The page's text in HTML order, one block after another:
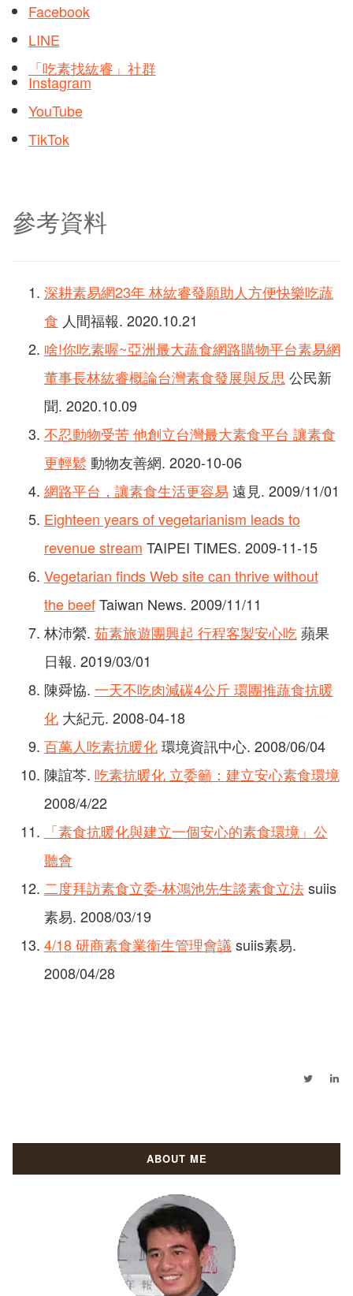
Facebook
LINE
「吃素找紘睿」社群
Instagram
YouTube
TikTok
參考資料
深耕素易網23年 林紘睿發願助人方便快樂吃蔬
食 人間福報. 2020.10.21
啥!你吃素喔~亞洲最大蔬食網路購物平台素易網
董事長林紘睿概論台灣素食發展與反思 公民新
聞. 2020.10.09
不忍動物受苦 他創立台灣最大素食平台 讓素食
更輕鬆 動物友善網. 2020-10-06
網路平台，讓素食生活更容易 遠見. 2009/11/01
Eighteen years of vegetarianism leads to
revenue stream TAIPEI TIMES. 2009-11-15
Vegetarian finds Web site can thrive without
the beefTaiwan News. 2009/11/11
林沛縈. 茹素旅遊團興起 行程客製安心吃蘋果
日報. 2019/03/01
陳舜協. 一天不吃肉減碳4公斤 環團推蔬食抗暖
化大紀元. 2008-04-18
百萬人吃素抗暖化環境資訊中心. 2008/06/04
陳誼芩. 吃素抗暖化 立委籲：建立安心素食環境
2008/4/22
「素食抗暖化與建立一個安心的素食環境」公
聽會
二度拜訪素食立委-林鴻池先生談素食立法suiis
素易. 2008/03/19
4/18 研商素食業衛生管理會議 suiis素易.
2008/04/28
ABOUT ME